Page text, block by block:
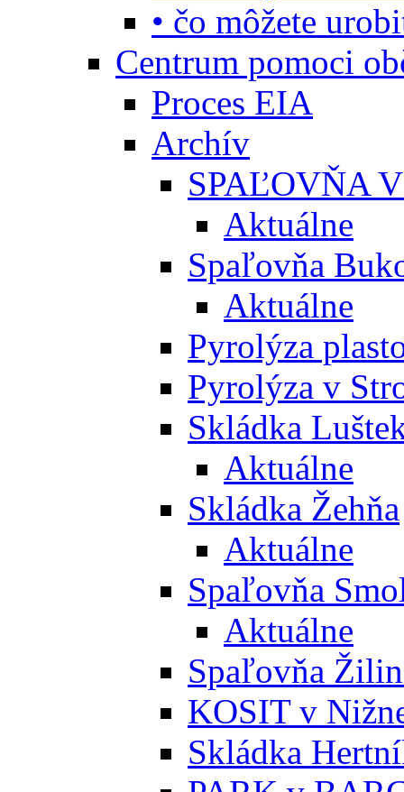
• čo môžete
Centrum pomoci
Proces EIA
Archív
SPAĽOVŇA
Aktuálne
Spaľovňa
Aktuálne
Pyrolýza
Pyrolýza v
Skládka
Aktuálne
Skládka Žehňa
Aktuálne
Spaľovňa
Aktuálne
Spaľovňa
KOSIT v
Skládka